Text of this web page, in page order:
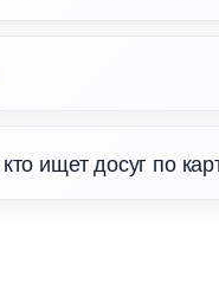
ищет досуг по